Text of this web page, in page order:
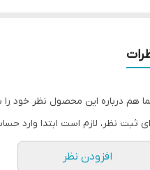
هم درباره این محصول نظر خود را
ثبت نظر، لازم است ابتدا وارد
افزودن نظر